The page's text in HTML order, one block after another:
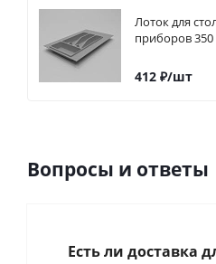
Лоток для
приборов
412 ₽/шт
Вопросы и ответы
Есть ли доставка